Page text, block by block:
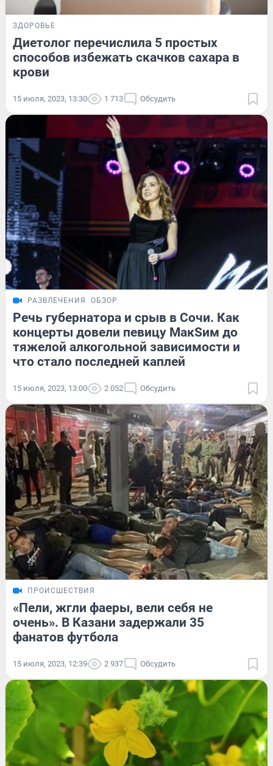
ЗДОРОВЬЕ
Диетолог перечислила 5 простых
способов избежать скачков сахара в
крови
15 июля, 2023, 13:30 1 713 Обсудить
РАЗВЛЕЧЕНИЯ ОБЗОР
Речь губернатора и срыв в Сочи. Как
концерты довели певицу MaкSим до
тяжелой алкогольной зависимости и
что стало последней каплей
15 июля, 2023, 13:00 2 052 Обсудить
ПРОИСШЕСТВИЯ
«Пели, жгли фаеры, вели себя не
очень». В Казани задержали 35
фанатов футбола
15 июля, 2023, 12:39 2 937 Обсудить